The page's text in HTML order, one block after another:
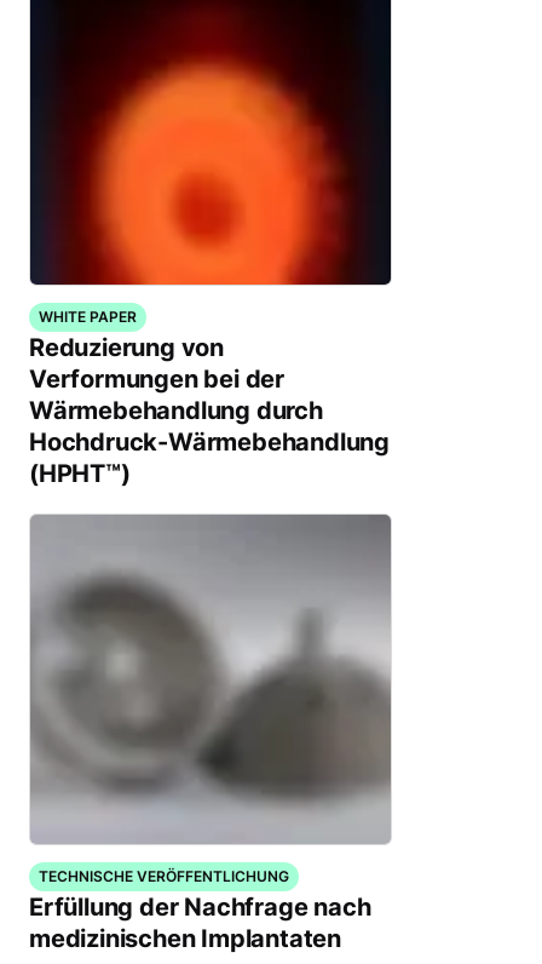
WHITE PAPER
Reduzierung von
Verformungen bei der
Wärmebehandlung durch
Hochdruck-Wärmebehandlung
(HPHT™)
TECHNISCHE VERÖFFENTLICHUNG
Erfüllung der Nachfrage nach
medizinischen Implantaten